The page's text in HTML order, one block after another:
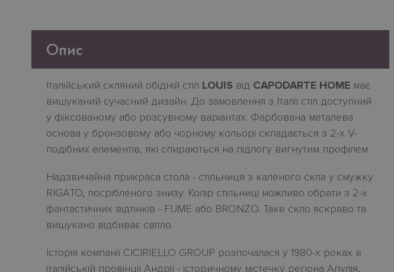
Опис
Італійський скляний обідній стіл LOUISвід CAPODARTE HOME має
вишуканий сучасний дизайн. До замовлення з Італії стіл доступний
у фіксованому або розсувному варіантах. Фарбована металева
основа у бронзовому або чорному кольорі складається з 2-х V-
подібних елементів, які спираються на підлогу вигнутим профілем.
Надзвичайна прикраса стола - стільниця з каленого скла у смужку
RIGATO, посрібленого знизу. Колір стільниці можливо обрати з 2-х
фантастичних відтінків - FUME або BRONZO. Таке скло яскраво та
вишукано відбиває світло.
Історія компанії CICIRIELLO GROUP розпочалася у 1980-х роках в
італійській провінції Андрії - історичному містечку регіона Апулія,